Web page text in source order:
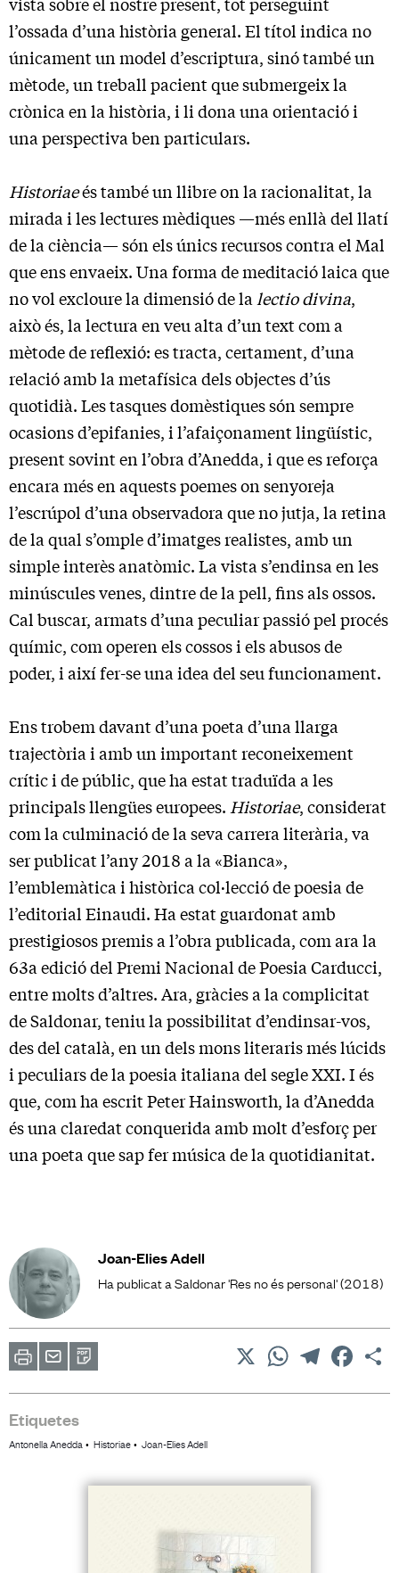
l’ossada d’una història general. El títol indica no
únicament un model d’escriptura, sinó també un
mètode, un treball pacient que submergeix la
crònica en la història, i li dona una orientació i
una perspectiva ben particulars.
Historiaeés també un llibre on la racionalitat, la
mirada i les lectures mèdiques —més enllà del llatí
de la ciència— són els únics recursos contra el Mal
que ens envaeix. Una forma de meditació laica que
no vol excloure la dimensió de la lectio divina,
això és, la lectura en veu alta d’un text com a
mètode de reflexió: es tracta, certament, d’una
relació amb la metafísica dels objectes d’ús
quotidià. Les tasques domèstiques són sempre
ocasions d’epifanies, i l’afaiçonament lingüístic,
present sovint en l’obra d’Anedda, i que es reforça
encara més en aquests poemes on senyoreja
l’escrúpol d’una observadora que no jutja, la retina
de la qual s’omple d’imatges realistes, amb un
simple interès anatòmic. La vista s’endinsa en les
minúscules venes, dintre de la pell, fins als ossos.
Cal buscar, armats d’una peculiar passió pel procés
químic, com operen els cossos i els abusos de
poder, i així fer-se una idea del seu funcionament.
Ens trobem davant d’una poeta d’una llarga
trajectòria i amb un important reconeixement
crític i de públic, que ha estat traduïda a les
principals llengües europees. Historiae, considerat
com la culminació de la seva carrera literària, va
ser publicat l’any 2018 a la «Bianca»,
l’emblemàtica i històrica col·lecció de poesia de
l’editorial Einaudi. Ha estat guardonat amb
prestigiosos premis a l’obra publicada, com ara la
63a edició del Premi Nacional de Poesia Carducci,
entre molts d’altres. Ara, gràcies a la complicitat
de Saldonar, teniu la possibilitat d’endinsar-vos,
des del català, en un dels mons literaris més lúcids
i peculiars de la poesia italiana del segle XXI. I és
que, com ha escrit Peter Hainsworth, la d’Anedda
és una claredat conquerida amb molt d’esforç per
una poeta que sap fer música de la quotidianitat.
Joan-Elies Adell
Ha publicat a Saldonar 'Res no és personal' (2018)
ImprimirEnvia
a
amic
PDF
WhatsAppTelegram
Etiquetes
Antonella Anedda Historiae Joan-Elies Adell